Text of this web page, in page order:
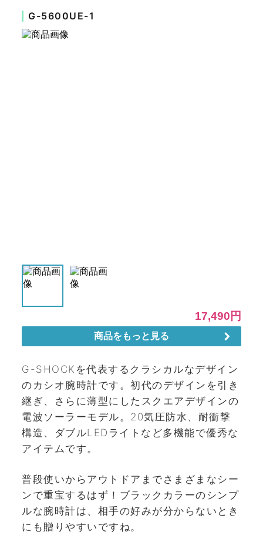
G-5600UE-1
G-SHOCKを代表するクラシカルなデザイン
のカシオ腕時計です。初代のデザインを引き
継ぎ、さらに薄型にしたスクエアデザインの
電波ソーラーモデル。20気圧防水、耐衝撃
構造、ダブルLEDライトなど多機能で優秀な
アイテムです。
普段使いからアウトドアまでさまざまなシー
ンで重宝するはず！ブラックカラーのシンプ
ルな腕時計は、相手の好みが分からないとき
にも贈りやすいですね。